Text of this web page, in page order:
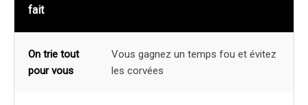
fait
On trie tout
pour vous
Vous gagnez un temps fou et évitez
les corvées